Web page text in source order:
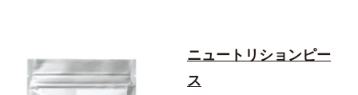
ニュートリションピー
ス